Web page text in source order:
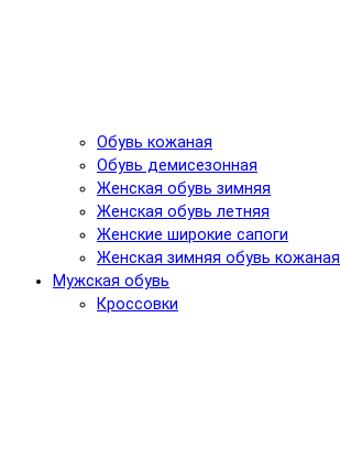
Обувь кожаная
Обувь демисезонная
Женская обувь зимняя
Женская обувь летняя
Женские широкие сапоги
Женская зимняя обувь кожаная
Мужская обувь
Кроссовки